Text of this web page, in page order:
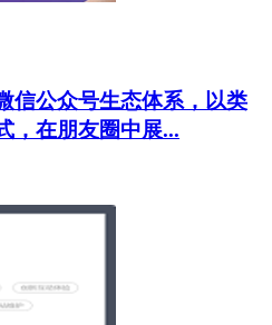
信公众号生态体系，以类
，在朋友圈中展...